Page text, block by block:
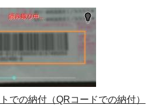
での納付（QRコードでの納付）